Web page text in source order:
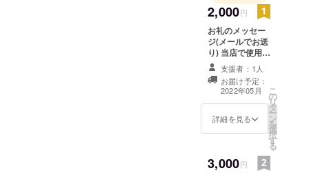
2,000円
お礼のメッセー
ジ(メールでお送
り) 当店で使用で
きる 50%オフ
クーポン5枚
クーポンの有効
期限
2022/05/01-
2023/05/01
支援者：1人
お届け予定：
2022年05月
詳細を見る
こ
の
リ
タ
ー
ン
を
選
択
す
る
3,000円